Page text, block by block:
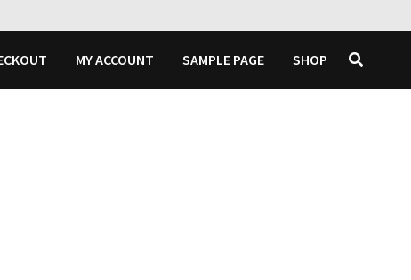
MY ACCOUNT SAMPLE PAGE SHOP